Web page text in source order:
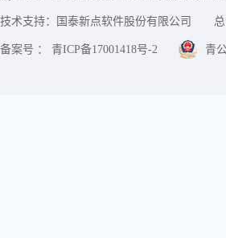
技术支持：国泰新点软件股份有限公司
备案号 ： 青ICP备17001418号-2 青